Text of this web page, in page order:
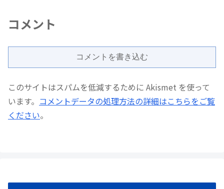
コメント
コメントを書き込む
このサイトはスパムを低減するために Akismet を使って
います。 コメントデータの処理方法の詳細はこちらをご覧
ください。